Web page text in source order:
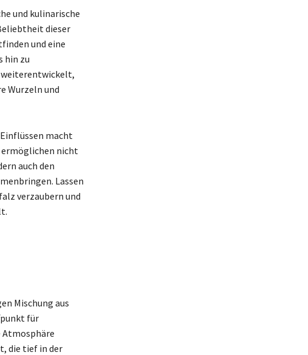
und kulinarische
dieser
und eine
hin zu
weiterentwickelt,
Wurzeln und
macht
ermöglichen nicht
auch den
Lassen
verzaubern und
Mischung aus
für
Atmosphäre
die tief in der